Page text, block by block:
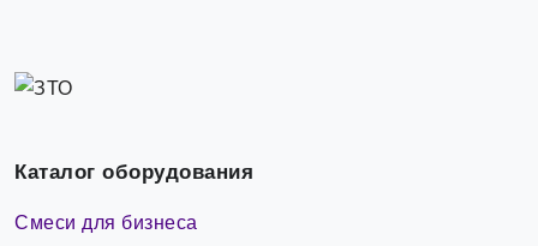
Каталог оборудования
Смеси для бизнеса